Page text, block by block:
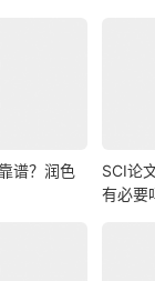
谱？润色
SCI论
有必要